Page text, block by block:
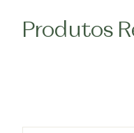
Produtos